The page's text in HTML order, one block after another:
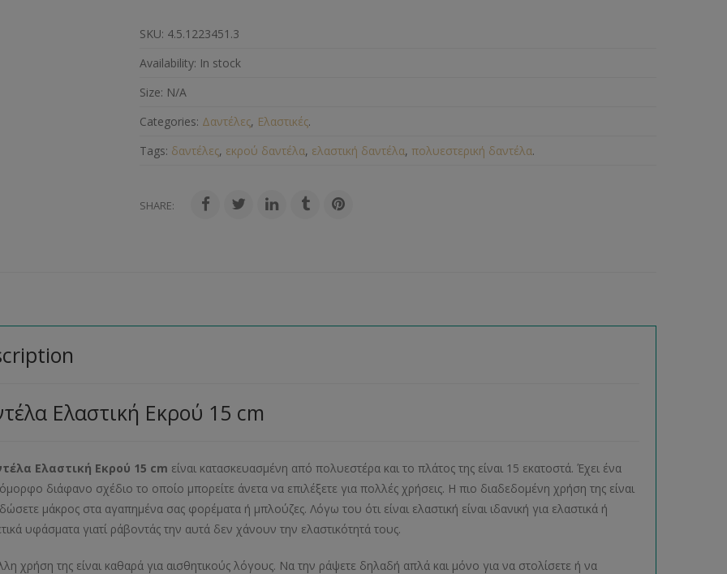
SKU: 4.5.1223451.3
Availability: In stock
Size: N/A
Categories: Δαντέλες, Ελαστικές.
Tags: δαντέλες, εκρού δαντέλα, ελαστική δαντέλα,πολυεστερική δαντέλα.
SHARE:
Ελαστική Εκρού 15 cm
Ελαστική Εκρού 15 cm είναι κατασκευασμένη από πολυεστέρα και το πλάτος της είναι 15 εκατοστά. Έχει ένα
διάφανο σχέδιο το οποίο μπορείτε άνετα να επιλέξετε για πολλές χρήσεις. Η πιο διαδεδομένη χρήση της είναι
μάκρος στα αγαπημένα σας φορέματα ή μπλούζες. Λόγω του ότι είναι ελαστική είναι ιδανική για ελαστικά ή
υφάσματα γιατί ράβοντάς την αυτά δεν χάνουν την ελαστικότητά τους.
χρήση της είναι καθαρά για αισθητικούς λόγους. Να την ράψετε δηλαδή απλά και μόνο για να στολίσετε ή να